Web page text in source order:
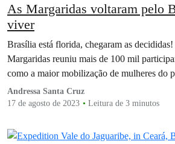
As Margaridas voltaram pelo
viver
Brasília está florida, chegaram as decididas!
Margaridas reuniu mais de 100 mil
como a maior mobilização de mulheres do
Andressa Santa Cruz
17 de agosto de 2023
Leitura de 3 minutos